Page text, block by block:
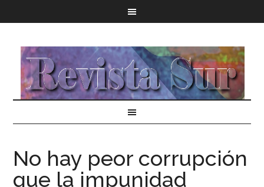
No hay peor corrupción
que la impunidad